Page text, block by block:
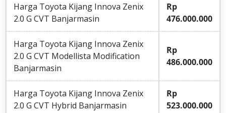
Harga Toyota Kijang Innova Zenix
2.0 G CVT Banjarmasin
Rp
476.000.000
Harga Toyota Kijang Innova Zenix
2.0 G CVT Modellista Modification
Banjarmasin
Rp
486.000.000
Harga Toyota Kijang Innova Zenix
2.0 G CVT Hybrid Banjarmasin
Rp
523.000.000